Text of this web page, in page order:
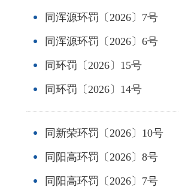
同浑源环罚〔2026〕7号
同浑源环罚〔2026〕6号
同环罚〔2026〕15号
同环罚〔2026〕14号
同新荣环罚〔2026〕10号
同阳高环罚〔2026〕8号
同阳高环罚〔2026〕7号